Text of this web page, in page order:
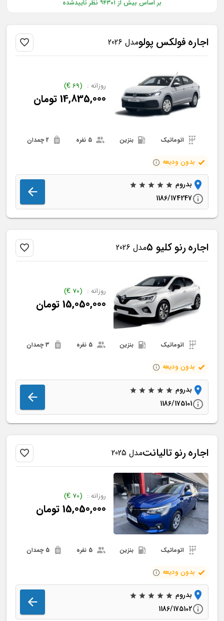
بر اساس بیش از ۹۴۳۰۱ نظر تأییدشده
اجارهفولکس پولومدل 2026
روزانه : (
69
€
)
14,835,000تومان
اتوماتیک بنزین
بدون ودیعه
بدروم
1186/174247
اجارهرنوکلیو 5 مدل 2026
روزانه : (
70
€
)
15,050,000تومان
اتوماتیک بنزین
بدون ودیعه
بدروم
1186/175101
اجارهرنوتالیانتمدل 2025
روزانه : (
70
€
)
15,050,000تومان
اتوماتیک بنزین
بدون ودیعه
بدروم
1186/175102